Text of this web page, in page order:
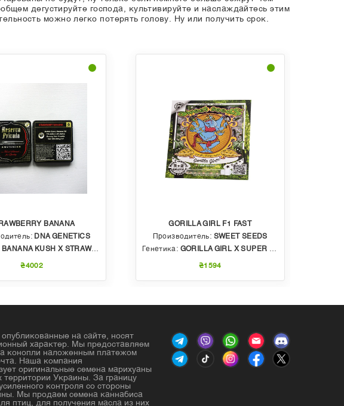
дегустируйте господа, культивируйте и наслаждайтесь этим
можно легко потерять голову. Ну или получить срок.
BANANA
DNA GENETICS
BANANA KUSH X STRAWBERRY PHENO OF BUBBLE GUM
₴4002
GORILLA GIRL F1 FAST
Производитель: SWEET SEEDS
Генетика: GORILLA GIRL X SUPER STRONG X SWEET GELATO AUTO
₴1594
на сайте, носят
характер. Мы предоставляем
конопли наложенным платежом
Наша компания
оригинальные семена марихуаны
территории Украины. За границу
контроля со стороны
Мы продаем семена каннабиса
птиц, для получения масла из них